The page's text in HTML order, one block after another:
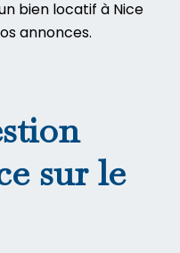
bien locatif à Nice
annonces.
sur le